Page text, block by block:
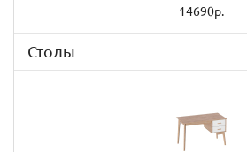
14690р.
Столы